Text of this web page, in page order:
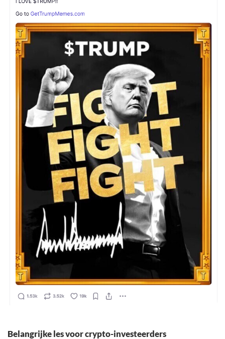
Belangrijke les voor crypto-investeerders